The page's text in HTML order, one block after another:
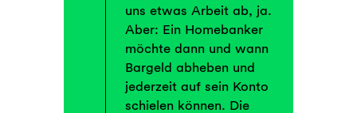
uns etwas Arbeit ab, ja.
Aber: Ein Homebanker
möchte dann und wann
Bargeld abheben und
jederzeit auf sein Konto
schielen können. Die